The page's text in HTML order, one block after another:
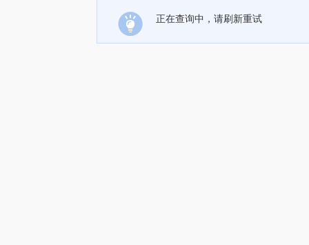
正在查询中，请刷新重试